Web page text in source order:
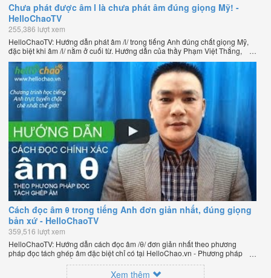
Chưa phát được âm l là chưa phát âm đúng giọng Mỹ! -
HelloChaoTV
255,386 lượt xem
HelloChaoTV: Hướng dẫn phát âm /l/ trong tiếng Anh đúng chất giọng Mỹ,
đặc biệt khi âm /l/ nằm ở cuối từ. Hướng dẫn của thầy Phạm Việt Thắng,
đồng sáng lập HelloChao.vn - Chương trình dạy tiếng Anh trực tuyến chặt
chẽ nhất thế giới.
Cách đọc âm θ trong tiếng Anh đơn giản nhất, đúng giọng
bản xứ - HelloChaoTV
359,516 lượt xem
HelloChaoTV: Hướng dẫn cách đọc âm /θ/ đơn giản nhất theo phương
pháp đọc tách ghép âm đặc biệt chỉ có tại HelloChao.vn - Phương pháp
luyện phát âm chuẩn giọng bản xứ dễ dàng và hiệu quả nhất lần đầu tiên
xuất hiện trên thế giới, của thầy Phạm Việt Thắng, đồng sáng lập trang
Xem thêm